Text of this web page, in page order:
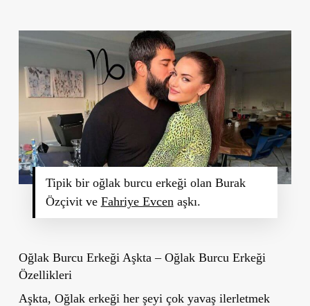
Tipik bir oğlak burcu erkeği olan Burak
Özçivit ve Fahriye Evcen aşkı.
Oğlak Burcu Erkeği Aşkta – Oğlak Burcu Erkeği
Özellikleri
Aşkta, Oğlak erkeği her şeyi çok yavaş ilerletmek